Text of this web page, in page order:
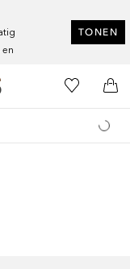
TONEN
Naar Douglas Home
Naar Mijn